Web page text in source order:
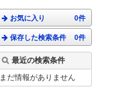
お気に入り 0件
保存した検索条件 0件
最近の検索条件
まだ情報がありません